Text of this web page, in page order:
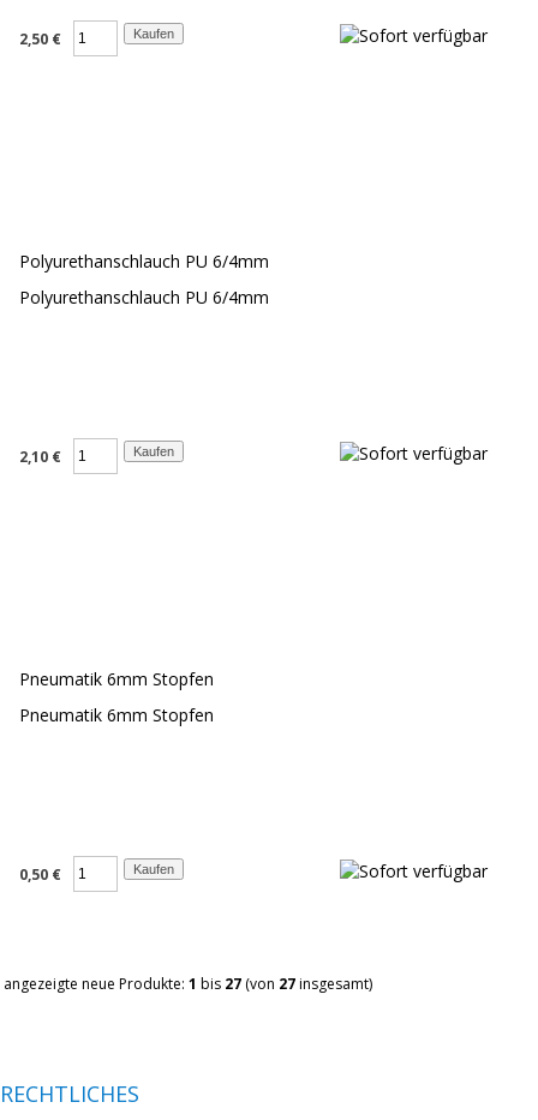
2,50 €
Polyurethanschlauch PU 6/4mm
Polyurethanschlauch PU 6/4mm
2,10 €
Pneumatik 6mm Stopfen
Pneumatik 6mm Stopfen
0,50 €
angezeigte neue Produkte: 1 bis 27 (von 27insgesamt)
RECHTLICHES